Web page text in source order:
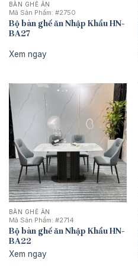
BÀN GHẾ ĂN
Mã Sản Phẩm: #2750
Bộ bàn ghế ăn Nhập Khẩu HN-
BA27
Xem ngay
BÀN GHẾ ĂN
Mã Sản Phẩm: #2714
Bộ bàn ghế ăn Nhập Khẩu HN-
BA22
Xem ngay